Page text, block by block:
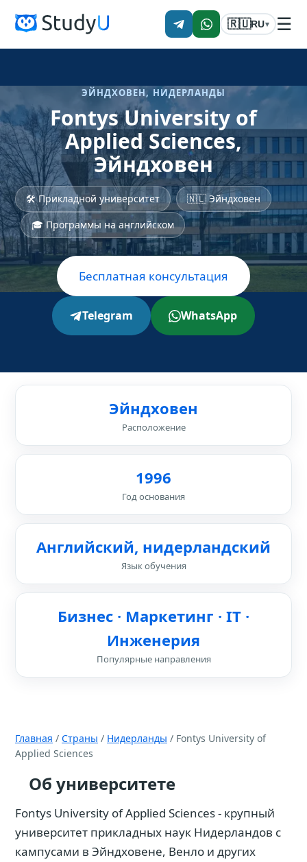
🇷🇺RU▾ ☰
ЭЙНДХОВЕН, НИДЕРЛАНДЫ
Fontys University of
Applied Sciences,
Эйндховен
🛠 Прикладной университет
🇳🇱 Эйндховен
🎓 Программы на английском
Бесплатная консультация
Telegram WhatsApp
Эйндховен
Расположение
1996
Год основания
Английский, нидерландский
Язык обучения
Бизнес · Маркетинг · IT ·
Инженерия
Популярные направления
Главная / Страны / Нидерланды / Fontys University of
Applied Sciences
Об университете
Fontys University of Applied Sciences - крупный
университет прикладных наук Нидерландов с
кампусами в Эйндховене, Венло и других